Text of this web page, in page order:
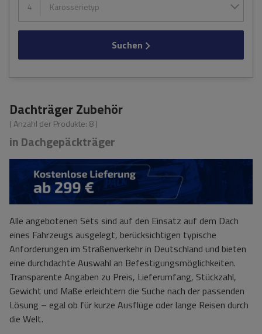
4 Karosserietyp
Suchen
Dachträger Zubehör
( Anzahl der Produkte: 8)
in Dachgepäckträger
Alle angebotenen Sets sind auf den Einsatz auf dem Dach
eines Fahrzeugs ausgelegt, berücksichtigen typische
Anforderungen im Straßenverkehr in Deutschland und bieten
eine durchdachte Auswahl an Befestigungsmöglichkeiten.
Transparente Angaben zu Preis, Lieferumfang, Stückzahl,
Gewicht und Maße erleichtern die Suche nach der passenden
Lösung – egal ob für kurze Ausflüge oder lange Reisen durch
die Welt.